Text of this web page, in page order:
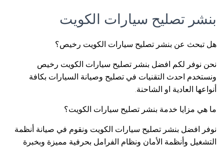
بنشر تصليح سيارات الكويت
هل تبحث عن بنشر تصليح سيارات الكويت رخيص؟
نحن نوفر لكم افضل بنشر تصليح سيارات الكويت رخيص
ونستخدم احدث التقنيات في تصليح وصيانة السيارات بكافة
أنواعها العادية او الشاحنة.
ما هي مزايا خدمة بنشر تصليح سيارات الكويت؟
نوفر افضل بنشر تصليح سيارات الكويت ونقوم في صيانة أنظمة
التشغيل وأنظمة الأمان ونظام الفرامل بحرفية مميزة وبخبرة